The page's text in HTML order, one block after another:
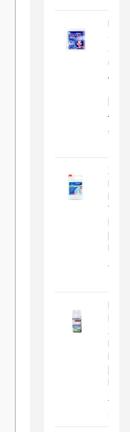
Khăn
giấy
ăn
rút
|
JP500X
Xà
Rửa
Tay
|
RC500
Hoa
Xịt
|
RT300